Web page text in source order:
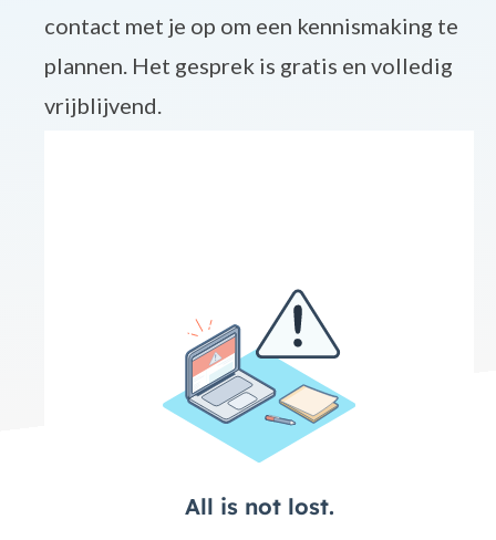
contact met je op om een kennismaking te
plannen. Het gesprek is gratis en volledig
vrijblijvend.